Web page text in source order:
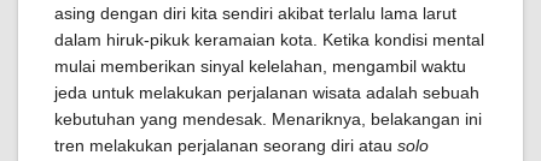
asing dengan diri kita sendiri akibat terlalu lama larut
dalam hiruk-pikuk keramaian kota. Ketika kondisi mental
mulai memberikan sinyal kelelahan, mengambil waktu
jeda untuk melakukan perjalanan wisata adalah sebuah
kebutuhan yang mendesak. Menariknya, belakangan ini
tren melakukan perjalanan seorang diri atau solo